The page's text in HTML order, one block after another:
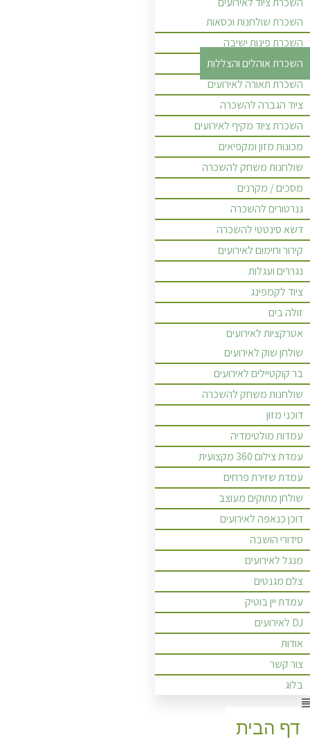
השכרת שולחנות וכסאות
השכרת פינות ישיבה
השכרת אוהלים והצללות
השכרת תאורה לאירועים
ציוד הגברה להשכרה
השכרת ציוד מקיף לאירועים
מכונות מזון ומקפיאים
שולחנות משחק להשכרה
מסכים / מקרנים
גנרטורים להשכרה
דשא סינטטי להשכרה
קירור וחימום לאירועים
נגררים ועגלות
ציוד לקמפינג
זולה בים
אטרקציות לאירועים
שולחן שוק לאירועים
בר קוקטיילים לאירועים
שולחנות משחק להשכרה
דוכני מזון
עמדות מולטימדיה
עמדת צילום 360 מקצועית
עמדת שזירת פרחים
שולחן מתוקים מעוצב
דוכן כנאפה לאירועים
סידורי הושבה
מנגל לאירועים
צלם מגנטים
עמדת יין בוטיק
DJ לאירועים
אודות
צור קשר
בלוג
Menu
דף הבית